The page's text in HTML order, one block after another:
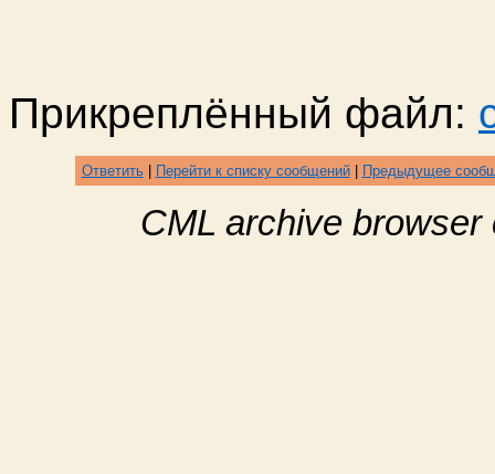
Прикреплённый файл:
Ответить| Перейти к списку сообщений| Предыдущее
CML archive